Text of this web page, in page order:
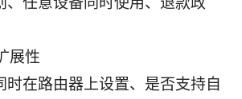
展性
时在路由器上设置、是否支持自